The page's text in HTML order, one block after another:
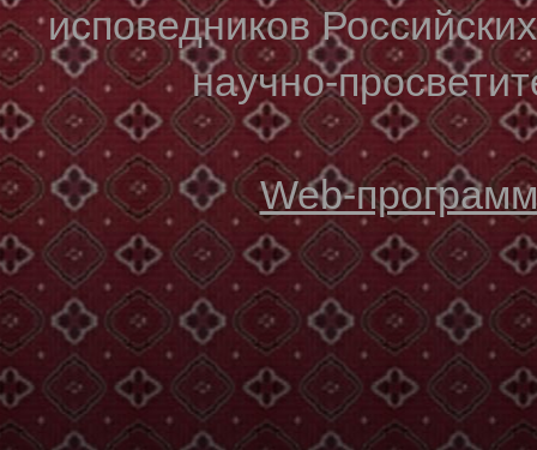
исповедников
научно-
Web-